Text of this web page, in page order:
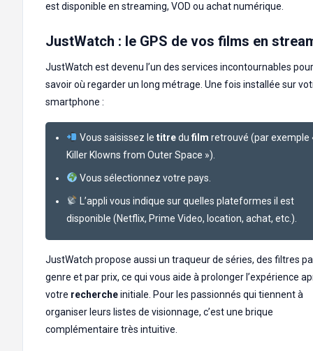
est disponible en streaming, VOD ou achat numérique.
JustWatch : le GPS de vos films en
JustWatch est devenu l’un des services incontournables pour
savoir où regarder un long métrage. Une fois installée sur
smartphone :
Vous saisissez le titredu film retrouvé (par exemple
Killer Klowns from Outer Space »).
Vous sélectionnez votre pays.
L’appli vous indique sur quelles plateformes il est
disponible (Netflix, Prime Video, location, achat, etc.).
JustWatch propose aussi un traqueur de séries, des filtres
genre et par prix, ce qui vous aide à prolonger l’expérience
votre rechercheinitiale. Pour les passionnés qui tiennent à
organiser leurs listes de visionnage, c’est une brique
complémentaire très intuitive.